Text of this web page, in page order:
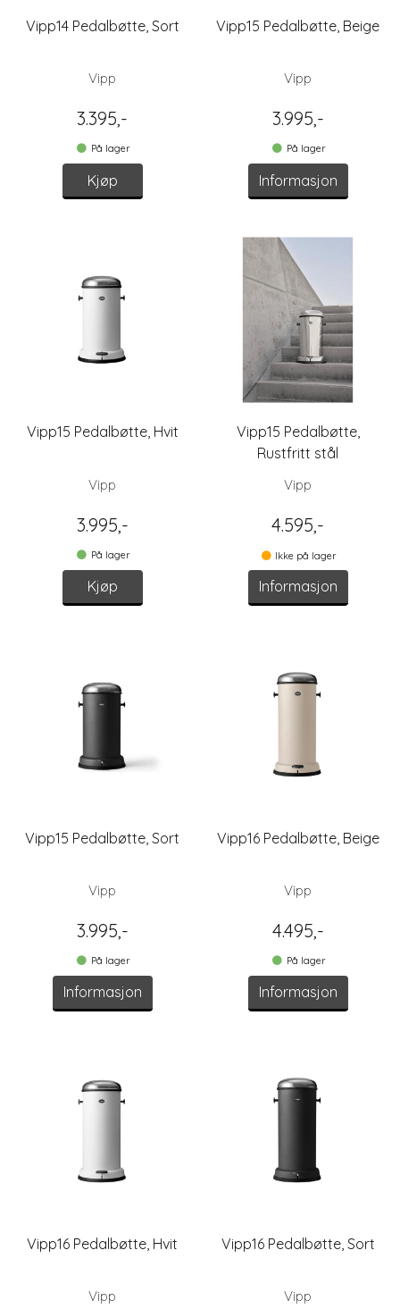
Vipp14 Pedalbøtte, Sort
Vipp
3.395,-
På lager
Kjøp
Vipp15 Pedalbøtte, Beige
Vipp
3.995,-
På lager
Informasjon
Vipp15 Pedalbøtte, Hvit
Vipp
3.995,-
På lager
Kjøp
Vipp15 Pedalbøtte,
Rustfritt stål
Vipp
4.595,-
Ikke på lager
Informasjon
Vipp15 Pedalbøtte, Sort
Vipp
3.995,-
På lager
Informasjon
Vipp16 Pedalbøtte, Beige
Vipp
4.495,-
På lager
Informasjon
Vipp16 Pedalbøtte, Hvit
Vipp
Vipp16 Pedalbøtte, Sort
Vipp